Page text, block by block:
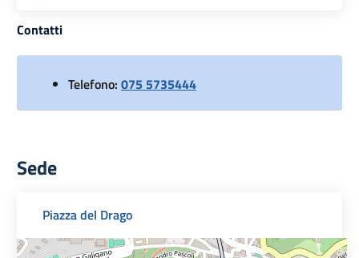
Contatti
Telefono: 075 5735444
Sede
Piazza del Drago